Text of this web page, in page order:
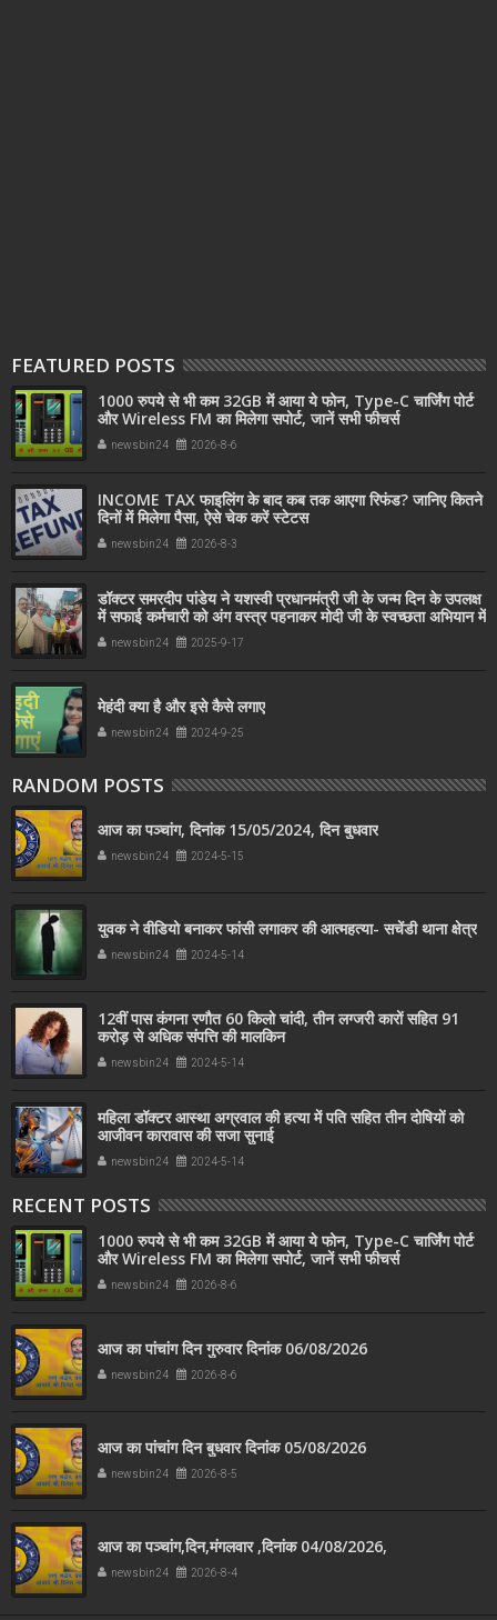
FEATURED POSTS
1000 रुपये से भी कम 32GB में आया ये फोन, Type-C चार्जिंग पोर्ट
और Wireless FM का मिलेगा सपोर्ट, जानें सभी फीचर्स
newsbin24 2026-8-6
INCOME TAX फाइलिंग के बाद कब तक आएगा रिफंड? जानिए कितने
दिनों में मिलेगा पैसा, ऐसे चेक करें स्टेटस
newsbin24 2026-8-3
डॉक्टर समरदीप पांडेय ने यशस्वी प्रधानमंत्री जी के जन्म दिन के उपलक्ष
में सफाई कर्मचारी को अंग वस्त्र पहनाकर मोदी जी के स्वच्छता अभियान में
सहयोग किया
newsbin24 2025-9-17
मेहंदी क्या है और इसे कैसे लगाए
newsbin24 2024-9-25
RANDOM POSTS
आज का पञ्चांग, दिनांक 15/05/2024, दिन बुधवार
newsbin24 2024-5-15
युवक ने वीडियो बनाकर फांसी लगाकर की आत्महत्या- सचेंडी थाना क्षेत्र
newsbin24 2024-5-14
12वीं पास कंगना रणाैत 60 किलो चांदी, तीन लग्जरी कारों सहित 91
करोड़ से अधिक संपत्ति की मालकिन
newsbin24 2024-5-14
महिला डॉक्टर आस्था अग्रवाल की हत्या में पति सहित तीन दोषियों को
आजीवन कारावास की सजा सुनाई
newsbin24 2024-5-14
RECENT POSTS
1000 रुपये से भी कम 32GB में आया ये फोन, Type-C चार्जिंग पोर्ट
और Wireless FM का मिलेगा सपोर्ट, जानें सभी फीचर्स
newsbin24 2026-8-6
आज का पांचांग दिन गुरुवार दिनांक 06/08/2026
newsbin24 2026-8-6
आज का पांचांग दिन बुधवार दिनांक 05/08/2026
newsbin24 2026-8-5
आज का पञ्चांग,दिन,मंगलवार ,दिनांक 04/08/2026,
newsbin24 2026-8-4